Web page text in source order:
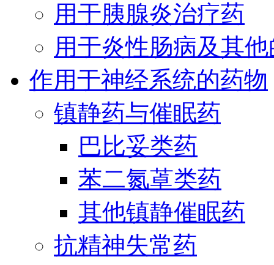
用于胰腺炎治疗药
用于炎性肠病及其
作用于神经系统的药物
镇静药与催眠药
巴比妥类药
苯二氮䓬类药
其他镇静催眠药
抗精神失常药